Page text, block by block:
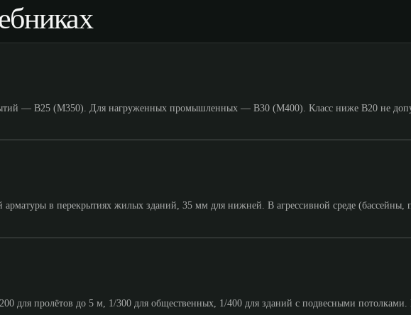
— B25 (M350). Для нагруженных промышленных — B30 (M400). Класс ниже B20 не
в перекрытиях жилых зданий, 35 мм для нижней. В агрессивной среде
для пролётов до 5 м, 1/300 для общественных, 1/400 для зданий с подвесными